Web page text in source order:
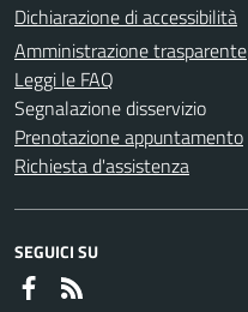
Dichiarazione di accessibilità
Amministrazione trasparente
Leggi le FAQ
Segnalazione disservizio
Prenotazione appuntamento
Richiesta d'assistenza
SEGUICI SU